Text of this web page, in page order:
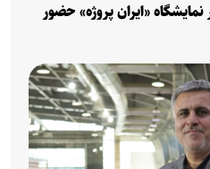
«ایران پروژه» حضور